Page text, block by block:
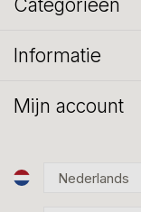
Categorieën
Informatie
Mijn account